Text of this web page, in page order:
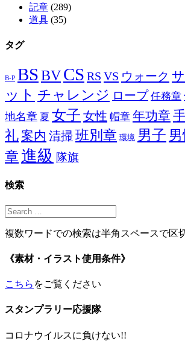
記章 (289)
道具 (35)
タグ
B-P BSBVCS RS VS ウォーク
ット チャレンジ ロープ 任務章
地名章 夏 女子 女性 帽章 年功章
礼 案内 清掃 班別章 環境 男子
章 進級 隊旗
検索
複数ワードでの検索は半角スペースで区
《素材・イラスト使用条件》
こちら をご覧ください
スタンプラリー応援隊
コロナウイルスに負けない!!